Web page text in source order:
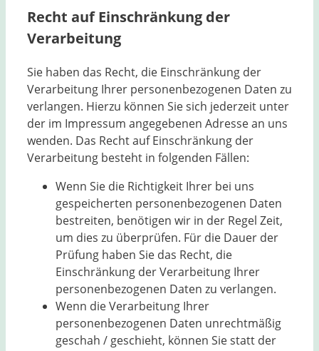
Recht auf Einschränkung der
Verarbeitung
Sie haben das Recht, die Einschränkung der
Verarbeitung Ihrer personenbezogenen Daten zu
verlangen. Hierzu können Sie sich jederzeit unter
der im Impressum angegebenen Adresse an uns
wenden. Das Recht auf Einschränkung der
Verarbeitung besteht in folgenden Fällen:
Wenn Sie die Richtigkeit Ihrer bei uns
gespeicherten personenbezogenen Daten
bestreiten, benötigen wir in der Regel Zeit,
um dies zu überprüfen. Für die Dauer der
Prüfung haben Sie das Recht, die
Einschränkung der Verarbeitung Ihrer
personenbezogenen Daten zu verlangen.
Wenn die Verarbeitung Ihrer
personenbezogenen Daten unrechtmäßig
geschah / geschieht, können Sie statt der